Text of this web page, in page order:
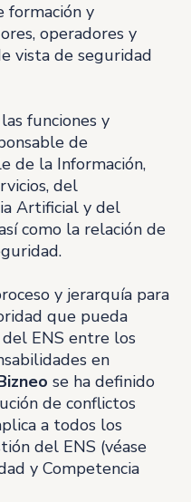
formación y
operadores y
vista de seguridad
funciones y
de
de la Información,
del
Artificial y del
como la relación de
y jerarquía para
que pueda
ENS entre los
en
se ha definido
de conflictos
a todos los
del ENS (véase
y Competencia